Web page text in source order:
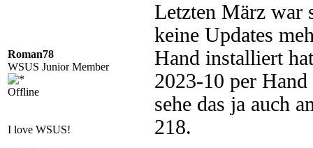
Roman78
WSUS Junior Member
Offline
I love WSUS!
Letzten März war
keine Updates
Hand installiert
2023-10 per
sehe das ja auch
218.